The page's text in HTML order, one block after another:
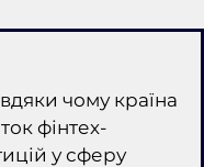
чому країна
фінтех-
у сферу